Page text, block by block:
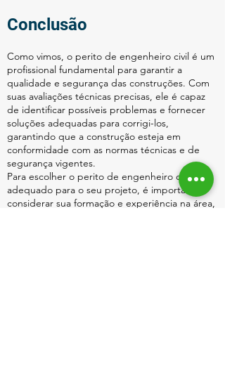
Conclusão
Como vimos, o perito de engenheiro civil é um
profissional fundamental para garantir a
qualidade e segurança das construções. Com
suas avaliações técnicas precisas, ele é capaz
de identificar possíveis problemas e fornecer
soluções adequadas para corrigi-los,
garantindo que a construção esteja em
conformidade com as normas técnicas e de
segurança vigentes.
Para escolher o perito de engenheiro civil
adequado para o seu projeto, é importante
considerar sua formação e experiência na área,